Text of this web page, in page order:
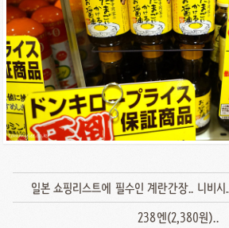
일본 쇼핑리스트에 필수인 계란간장.. 니비
238엔(2,380원)..